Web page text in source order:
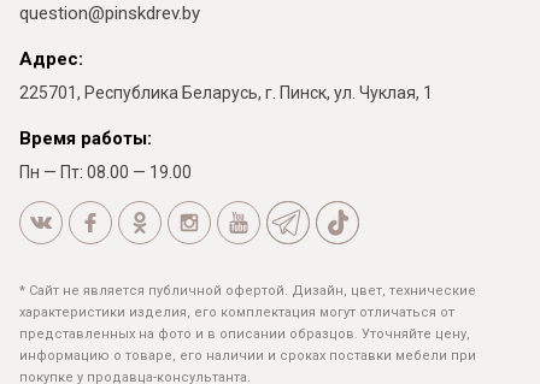
question@pinskdrev.by
Адрес:
225701, Республика Беларусь, г. Пинск, ул. Чуклая, 1
Время работы:
Пн — Пт: 08.00 — 19.00
* Сайт не является публичной офертой. Дизайн, цвет, технические
характеристики изделия, его комплектация могут отличаться от
представленных на фото и в описании образцов. Уточняйте цену,
информацию о товаре, его наличии и сроках поставки мебели при
покупке у продавца-консультанта.